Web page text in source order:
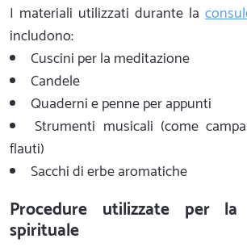
I materiali utilizzati durante la
includono:
Cuscini per la meditazione
Candele
Quaderni e penne per appunti
Strumenti musicali (come
flauti)
Sacchi di erbe aromatiche
Procedure utilizzate per la
spirituale